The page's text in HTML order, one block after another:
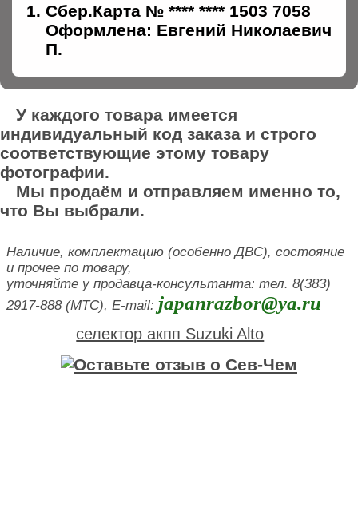
Сбер.Карта № **** **** 1503 7058
Оформлена: Евгений Николаевич
П.
У каждого товара имеется
индивидуальный код заказа и строго
соответствующие этому товару
фотографии.
Мы продаём и отправляем именно то,
что Вы выбрали.
Наличие, комплектацию (особенно ДВС), состояние
и прочее по товару,
уточняйте у продавца-консультанта: тел. 8(383)
2917-888 (МТС), E-mail: japanrazbor@ya.ru
селектор акпп Suzuki Alto